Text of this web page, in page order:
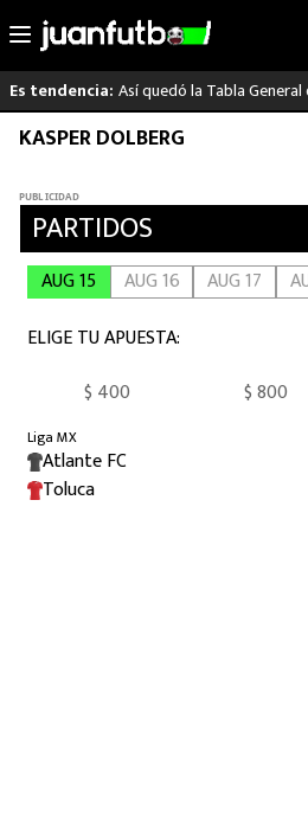
Saltar
Es tendencia: Así quedó la Tabla General
LO ÚLTIMO
LIGA MX
RAYADOS
ATLANTE
SELECCIÓN MEXICANA
FUTBOL INTERNACIONAL
KASPER DOLBERG